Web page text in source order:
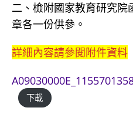
二、檢附國家教育研究
章各一份供參。
詳細內容請參閱附件資料
下載